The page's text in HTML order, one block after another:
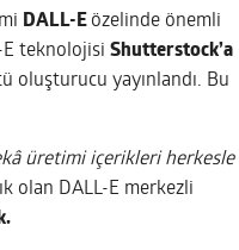
DALL-E özelinde önemli
E teknolojisi Shutterstock’a
oluşturucu yayınlandı. Bu
üretimi içerikleri herkesle
olan DALL-E merkezli